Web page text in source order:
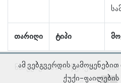
თარიღი ტიპი
ნაჩვენებია ჩანაწერები
ამ ვებგვერდის
ქუქი-ფაილების